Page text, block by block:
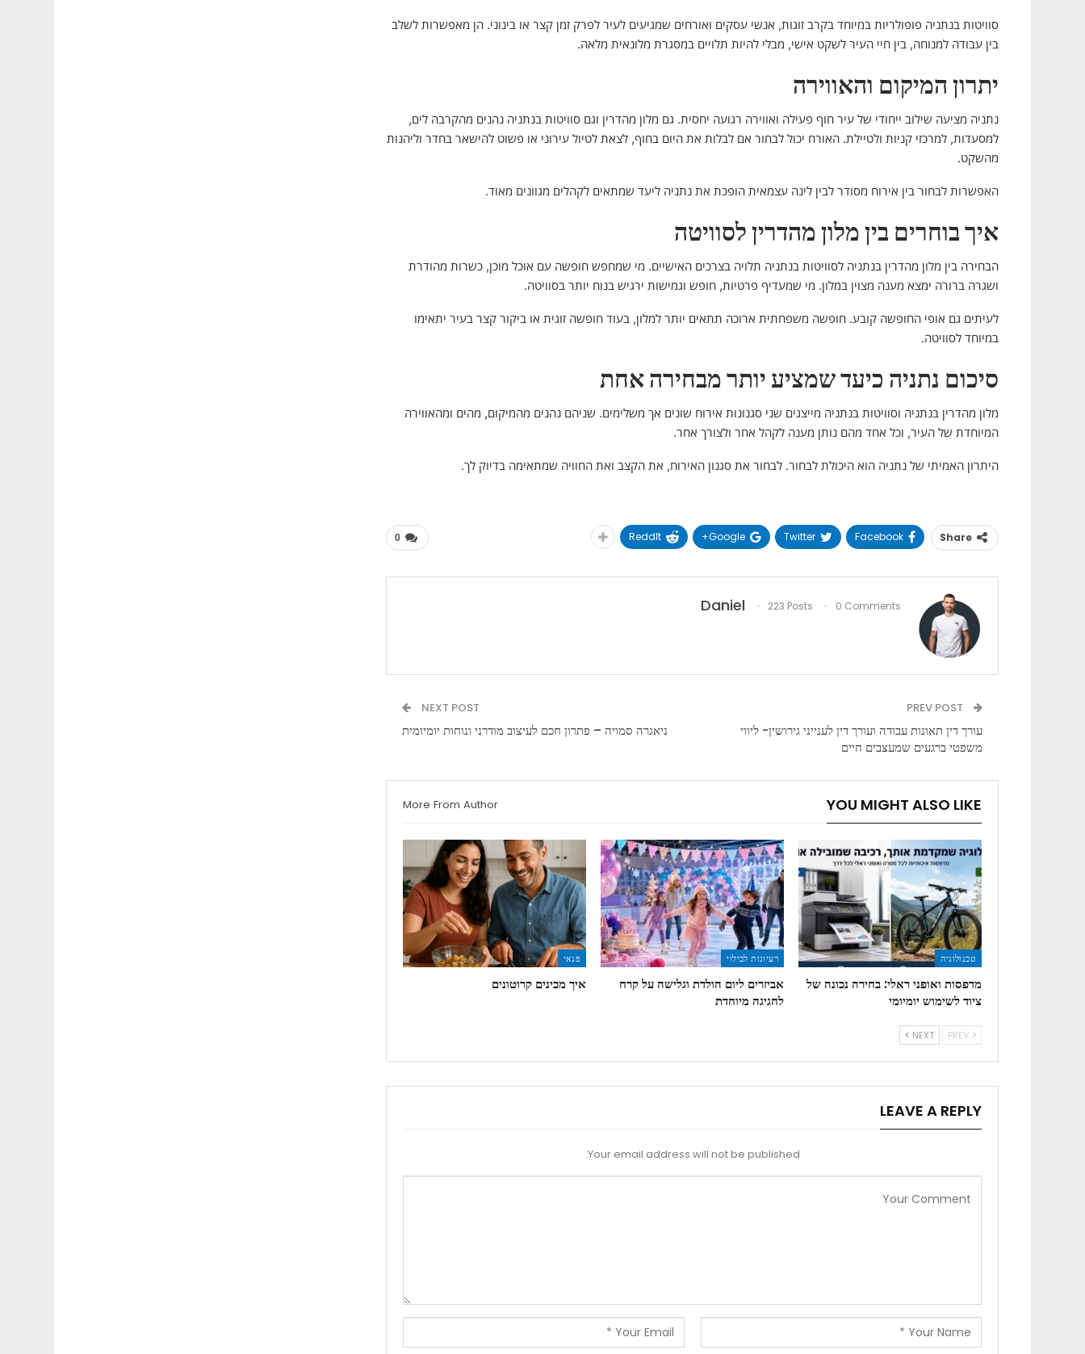
סוויטות בנתניה פופולריות במיוחד בקרב זוגות, אנשי עסקים ואורחים שמגיעים לעיר לפרק זמן קצר או בינוני. הן מאפשרות לשלב
בין עבודה למנוחה, בין חיי העיר לשקט אישי, מבלי להיות תלויים במסגרת מלונאית מלאה.
יתרון המיקום והאווירה
נתניה מציעה שילוב ייחודי של עיר חוף פעילה ואווירה רגועה יחסית. גם מלון מהדרין וגם סוויטות בנתניה נהנים מהקרבה לים,
למסעדות, למרכזי קניות ולטיילת. האורח יכול לבחור אם לבלות את היום בחוף, לצאת לטיול עירוני או פשוט להישאר בחדר וליהנות
מהשקט.
האפשרות לבחור בין אירוח מסודר לבין לינה עצמאית הופכת את נתניה ליעד שמתאים לקהלים מגוונים מאוד.
איך בוחרים בין מלון מהדרין לסוויטה
הבחירה בין מלון מהדרין בנתניה לסוויטות בנתניה תלויה בצרכים האישיים. מי שמחפש חופשה עם אוכל מוכן, כשרות מהודרת
ושגרה ברורה ימצא מענה מצוין במלון. מי שמעדיף פרטיות, חופש וגמישות ירגיש בנוח יותר בסוויטה.
לעיתים גם אופי החופשה קובע. חופשה משפחתית ארוכה תתאים יותר למלון, בעוד חופשה זוגית או ביקור קצר בעיר יתאימו
במיוחד לסוויטה.
סיכום נתניה כיעד שמציע יותר מבחירה אחת
מלון מהדרין בנתניה וסוויטות בנתניה מייצגים שני סגנונות אירוח שונים אך משלימים. שניהם נהנים מהמיקום, מהים ומהאווירה
המיוחדת של העיר, וכל אחד מהם נותן מענה לקהל אחר ולצורך אחר.
היתרון האמיתי של נתניה הוא היכולת לבחור. לבחור את סגנון האירוח, את הקצב ואת החוויה שמתאימה בדיוק לך.
0 Share
Facebook
Twitter
Google+
ReddIt
Daniel 223 Posts 0 Comments
עורך דין תאונות עבודה ועורך דין לענייני גירושין- ליווי
משפטי ברגעים שמעצבים חיים
NEXT POST
ניאגרה סמויה – פתרון חכם לעיצוב מודרני ונוחות יומיומית
YOU MIGHT ALSO LIKE
More From Author
טכנולוגיה
מדפסות ואופני ראלי: בחירה נכונה של
ציוד לשימוש יומיומי
רעיונות לבילוי
אביזרים ליום הולדת וגלישה על קרח
לחגיגה מיוחדת
פנאי
איך מכינים קרוטונים
NEXT
LEAVE A REPLY
Your email address will not be published.